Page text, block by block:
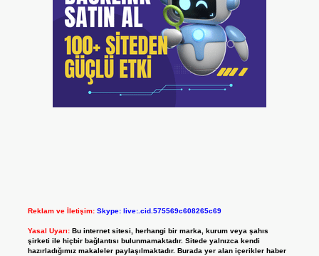
Reklam ve İletişim: Skype: live:.cid.575569c608265c69
Yasal Uyarı: Bu internet sitesi, herhangi bir marka, kurum veya şahıs
şirketi ile hiçbir bağlantısı bulunmamaktadır. Sitede yalnızca kendi
hazırladığımız makaleler paylaşılmaktadır. Burada yer alan içerikler haber